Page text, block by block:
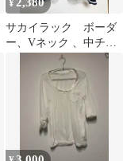
¥
サカイラック ボーダ
ー、Vネック 、中チュ
ールTシャツ F